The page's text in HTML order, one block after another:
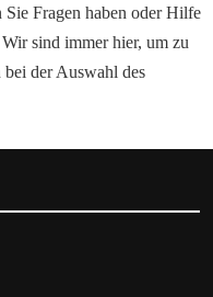
Fragen haben oder Hilfe
sind immer hier, um zu
der Auswahl des